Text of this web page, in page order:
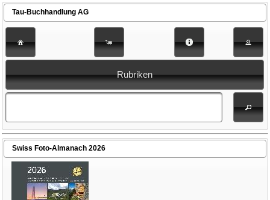
Tau-Buchhandlung AG
Rubriken
Swiss Foto-Almanach 2026